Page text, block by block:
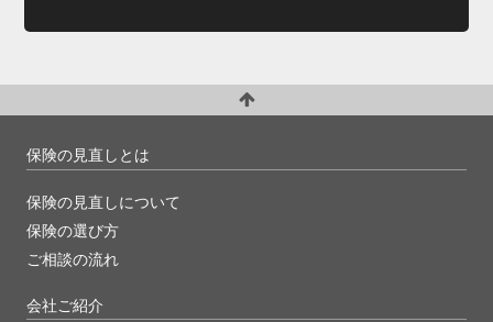
保険の見直しとは
保険の見直しについて
保険の選び方
ご相談の流れ
会社ご紹介